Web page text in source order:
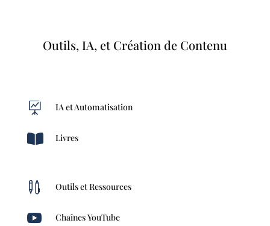
Outils, IA, et Création de Contenu
 IA et Automatisation
 Livres
 Outils et Ressources
 Chaînes YouTube